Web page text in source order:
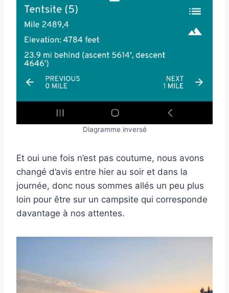
Diagramme inversé
Et oui une fois n’est pas coutume, nous avons
changé d’avis entre hier au soir et dans la
journée, donc nous sommes allés un peu plus
loin pour être sur un campsite qui corresponde
davantage à nos attentes.